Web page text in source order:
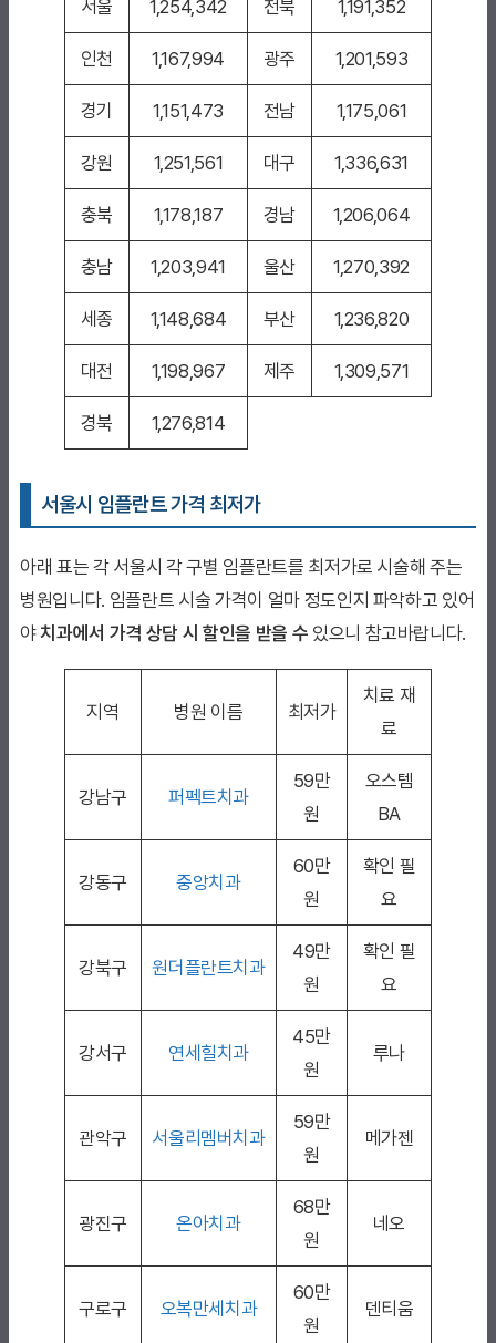
서울 1,254,342 전북 1,191,352
인천 1,167,994 광주 1,201,593
경기 1,151,473 전남 1,175,061
강원 1,251,561 대구 1,336,631
충북 1,178,187 경남 1,206,064
충남 1,203,941 울산 1,270,392
세종 1,148,684 부산 1,236,820
대전 1,198,967 제주 1,309,571
경북 1,276,814
서울시 임플란트 가격 최저가
아래 표는 각 서울시 각 구별 임플란트를 최저가로 시술해 주는
병원입니다. 임플란트 시술 가격이 얼마 정도인지 파악하고 있어
야치과에서 가격 상담 시 할인을 받을 수 있으니 참고바랍니다.
지역 병원 이름 최저가
치료 재
료
강남구 퍼펙트치과
59만
원
오스템
BA
강동구 중앙치과
60만
원
확인 필
요
강북구 원더플란트치과
49만
원
확인 필
요
강서구 연세힐치과
45만
원
루나
관악구 서울리멤버치과
59만
원
메가젠
광진구 온아치과
68만
원
네오
구로구 오복만세치과
60만
원
덴티움